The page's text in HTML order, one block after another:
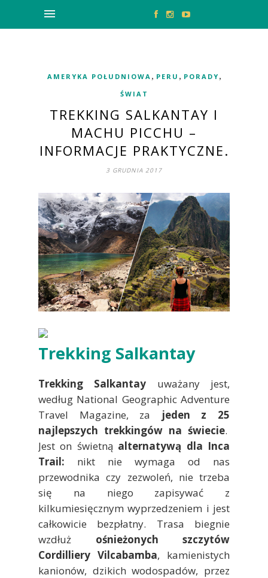
AMERYKA POŁUDNIOWA , PERU , PORADY ,
ŚWIAT
TREKKING SALKANTAY I
MACHU PICCHU –
INFORMACJE PRAKTYCZNE.
3 GRUDNIA 2017
Trekking Salkantay
Trekking Salkantay uważany jest,
według National Geographic Adventure
Travel Magazine, za jeden z 25
najlepszych trekkingów na świecie.
Jest on świetną alternatywą dla Inca
Trail: nikt nie wymaga od nas
przewodnika czy zezwoleń, nie trzeba
się na niego zapisywać z
kilkumiesięcznym wyprzedzeniem i jest
całkowicie bezpłatny. Trasa biegnie
wzdłuż ośnieżonych szczytów
Cordilliery Vilcabamba, kamienistych
kanionów, dzikich wodospadów, przez